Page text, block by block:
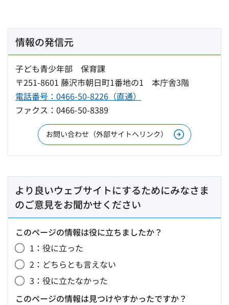
情報の発信元
子ども青少年部 保育課
〒251-8601 藤沢市朝日町1番地の1 本庁舎3階
電話番号：0466-50-8226（直通）
ファクス：0466-50-8389
お問い合わせ（外部サイトへリンク）
より良いウェブサイトにするためにみなさま
のご意見をお聞かせください
このページの情報は役に立ちましたか？
1：役に立った
2：どちらとも言えない
3：役に立たなかった
このページの情報は見つけやすかったですか？